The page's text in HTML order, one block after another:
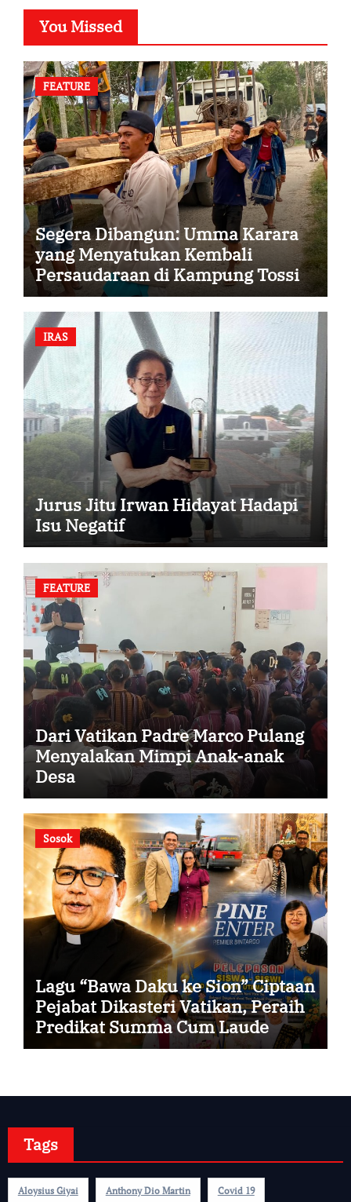
You Missed
FEATURE
Segera Dibangun: Umma Karara
yang Menyatukan Kembali
Persaudaraan di Kampung Tossi
IRAS
Jurus Jitu Irwan Hidayat Hadapi
Isu Negatif
FEATURE
Dari Vatikan Padre Marco Pulang
Menyalakan Mimpi Anak-anak
Desa
Sosok
Lagu “Bawa Daku ke Sion” Ciptaan
Pejabat Dikasteri Vatikan, Peraih
Predikat Summa Cum Laude
Tags
Aloysius Giyai Anthony Dio Martin Covid 19